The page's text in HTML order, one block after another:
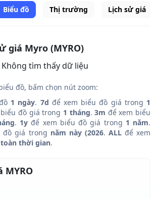
Biểu đồ Thị trường Lịch sử giá
giá Myro (MYRO)
Không tìm thấy dữ liệu
đồ, bấm chọn nút zoom:
1 ngày. 7d để xem biểu đồ giá trong 1
đồ giá trong 1 tháng.3m để xem biểu
. 1y để xem biểu đồ giá trong 1 năm.
đồ giá trong năm này (2026. ALLđể xem
toàn thời gian.
MYRO